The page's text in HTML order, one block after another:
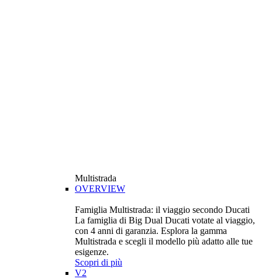
Multistrada
OVERVIEW
Famiglia Multistrada: il viaggio secondo Ducati
La famiglia di Big Dual Ducati votate al viaggio,
con 4 anni di garanzia. Esplora la gamma
Multistrada e scegli il modello più adatto alle tue
esigenze.
Scopri di più
V2